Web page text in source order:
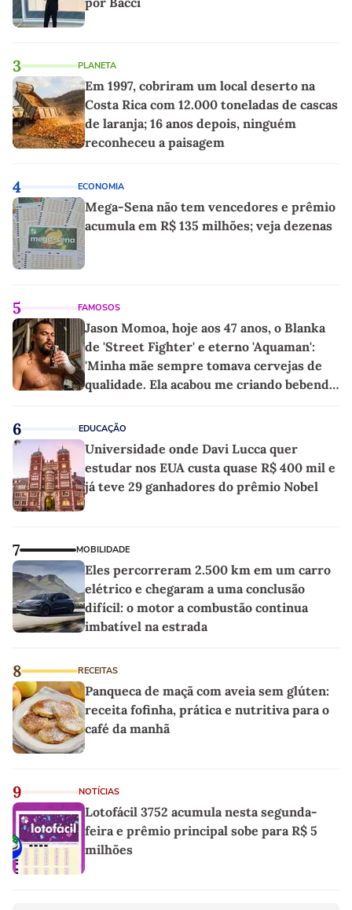
3 PLANETA
Em 1997, cobriram um local deserto na
Costa Rica com 12.000 toneladas de cascas
de laranja; 16 anos depois, ninguém
reconheceu a paisagem
4 ECONOMIA
Mega-Sena não tem vencedores e prêmio
acumula em R$ 135 milhões; veja dezenas
5 FAMOSOS
Jason Momoa, hoje aos 47 anos, o Blanka
de 'Street Fighter' e eterno 'Aquaman':
'Minha mãe sempre tomava cervejas de
qualidade. Ela acabou me criando bebendo
6 EDUCAÇÃO
Universidade onde Davi Lucca quer
estudar nos EUA custa quase R$ 400 mil e
já teve 29 ganhadores do prêmio Nobel
7 MOBILIDADE
Eles percorreram 2.500 km em um carro
elétrico e chegaram a uma conclusão
difícil: o motor a combustão continua
imbatível na estrada
8 RECEITAS
Panqueca de maçã com aveia sem glúten:
receita fofinha, prática e nutritiva para o
café da manhã
9 NOTÍCIAS
Lotofácil 3752 acumula nesta segunda-
feira e prêmio principal sobe para R$ 5
milhões